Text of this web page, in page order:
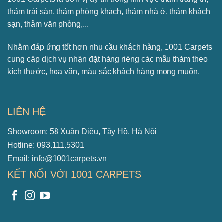
thảm trải sàn, thảm phòng khách, thảm nhà ở, thảm khách
sạn, thảm văn phòng,...
Nhằm đáp ứng tốt hơn nhu cầu khách hàng, 1001 Carpets
cung cấp dịch vụ nhận đặt hàng riêng các mẫu thảm theo
kích thước, hoa văn, màu sắc khách hàng mong muốn.
LIÊN HỆ
Showroom: 58 Xuân Diệu, Tây Hồ, Hà Nội
Hotline: 093.111.5301
Email: info@1001carpets.vn
KẾT NỐI VỚI 1001 CARPETS